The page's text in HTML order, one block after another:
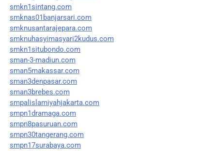
smkn1sintang.com
smknas01banjarsari.com
smknusantarajepara.com
smknuhasyimasyari2kudus.com
smkn1situbondo.com
sman-3-madiun.com
sman5makassar.com
sman3denpasar.com
sman3brebes.com
smpalislamiyahjakarta.com
smpn1dramaga.com
smpn8pasuruan.com
smpn30tangerang.com
smpn17surabaya.com